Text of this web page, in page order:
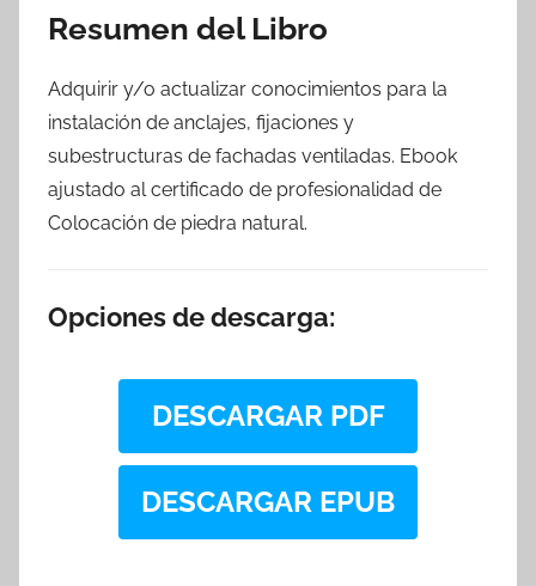
Resumen del Libro
Adquirir y/o actualizar conocimientos para la
instalación de anclajes, fijaciones y
subestructuras de fachadas ventiladas. Ebook
ajustado al certificado de profesionalidad de
Colocación de piedra natural.
Opciones de descarga:
DESCARGAR PDF
DESCARGAR EPUB